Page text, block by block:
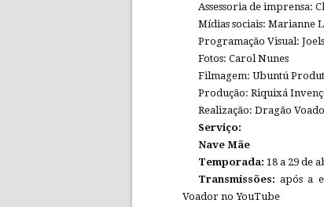
Assessoria de imprensa:
Mídias sociais: Marianne
Programação Visual:
Fotos: Carol Nunes
Filmagem: Ubuntú
Produção: Riquixá
Realização: Dragão
Serviço:
Nave Mãe
Temporada: 18 a 29 de
Transmissões: após a
Voador no YouTube